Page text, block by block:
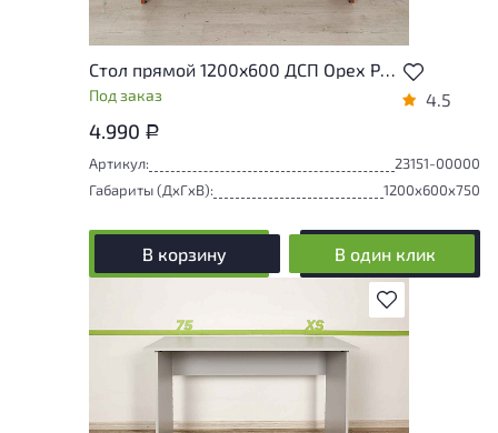
Под заказ 4.5
4.990 Р
Артикул:
23151-00000
Габариты (ДxГxВ):
1200x600x750
В корзину В один клик
В избранное